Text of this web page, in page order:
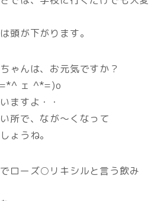
頭が下がります。
ゃんは、お元気ですか？
ェ ^*=)o
ますよ・・
所で、なが～くなって
ょうね。
ローズ○リキシルと言う飲み